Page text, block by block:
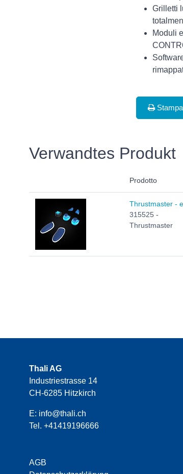
Grilletti
Moduli
Stampa
Verwandtes Produkt
Prodotto
Thrustmaster -
315525 -
Thrustmaster
Thali AG
Industriestrasse 14
CH-6285 Hitzkirch
E: info@thali.ch
Tel. +41419196666
AGB